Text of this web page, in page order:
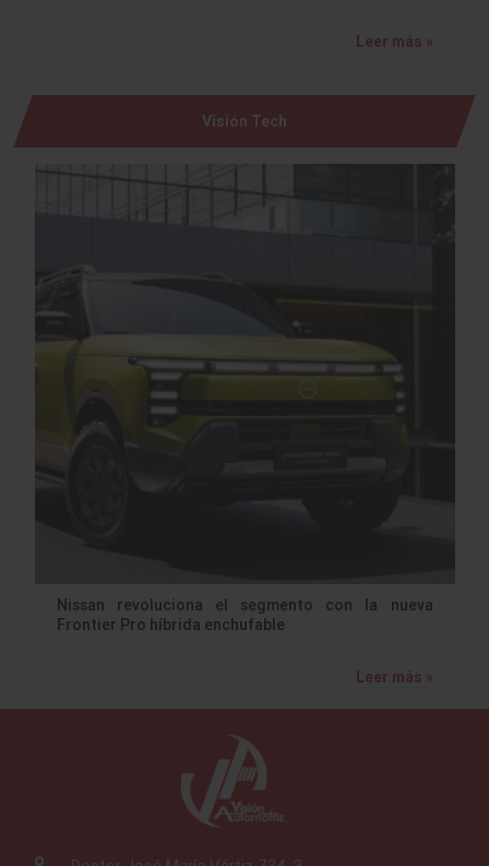
Leer más »
Visión Tech
Nissan revoluciona el segmento con la nueva
Frontier Pro híbrida enchufable
Leer más »